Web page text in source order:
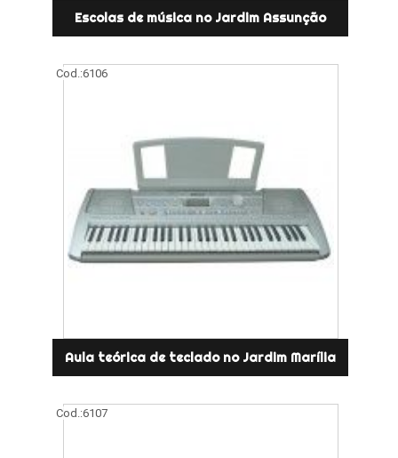
Escolas de música no Jardim Assunção
Cod.:6106
Aula teórica de teclado no Jardim Marília
Cod.:6107